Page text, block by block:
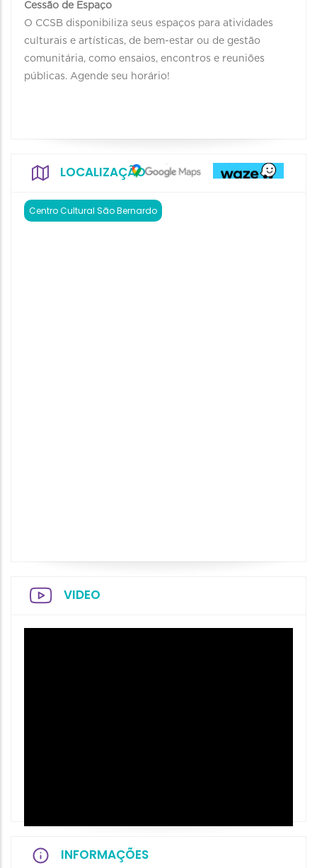
Cessão de Espaço
O CCSB disponibiliza seus espaços para atividades
culturais e artísticas, de bem-estar ou de gestão
comunitária, como ensaios, encontros e reuniões
públicas. Agende seu horário!
LOCALIZAÇÃO
Centro Cultural São Bernardo
VIDEO
INFORMAÇÕES